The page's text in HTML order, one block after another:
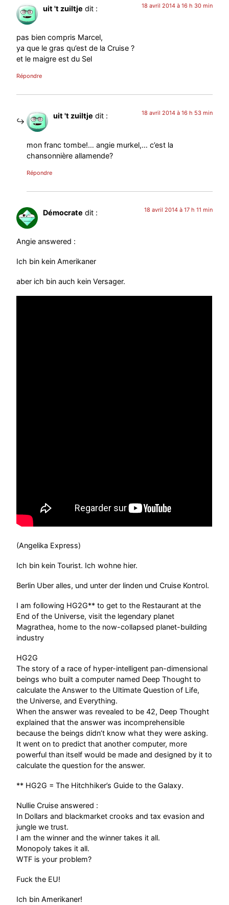
uit 't zuiltje dit : 18 avril 2014 à 16 h 30 min
pas bien compris Marcel,
ya que le gras qu’est de la Cruise ?
et le maigre est du Sel
Répondre
uit 't zuiltje dit : 18 avril 2014 à 16 h 53 min
mon franc tombe!… angie murkel,… c’est la
chansonnière allamende?
Répondre
Démocrate dit : 18 avril 2014 à 17 h 11 min
Angie answered :
Ich bin kein Amerikaner
aber ich bin auch kein Versager.
(Angelika Express)
Ich bin kein Tourist. Ich wohne hier.
Berlin Uber alles, und unter der linden und Cruise Kontrol.
I am following HG2G** to get to the Restaurant at the
End of the Universe, visit the legendary planet
Magrathea, home to the now-collapsed planet-building
industry
HG2G
The story of a race of hyper-intelligent pan-dimensional
beings who built a computer named Deep Thought to
calculate the Answer to the Ultimate Question of Life,
the Universe, and Everything.
When the answer was revealed to be 42, Deep Thought
explained that the answer was incomprehensible
because the beings didn’t know what they were asking.
It went on to predict that another computer, more
powerful than itself would be made and designed by it to
calculate the question for the answer.
** HG2G = The Hitchhiker’s Guide to the Galaxy.
Nullie Cruise answered :
In Dollars and blackmarket crooks and tax evasion and
jungle we trust.
I am the winner and the winner takes it all.
Monopoly takes it all.
WTF is your problem?
Fuck the EU!
Ich bin Amerikaner!